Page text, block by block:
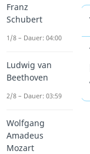
Franz
Schubert
1/8 – Dauer: 04:00
Ludwig van
Beethoven
2/8 – Dauer: 03:59
Wolfgang
Amadeus
Mozart